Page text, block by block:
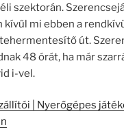
szektorán.
kívűl mi ebben a
út.
48 órát, ha már
i-vel.
| Nyerőgépes